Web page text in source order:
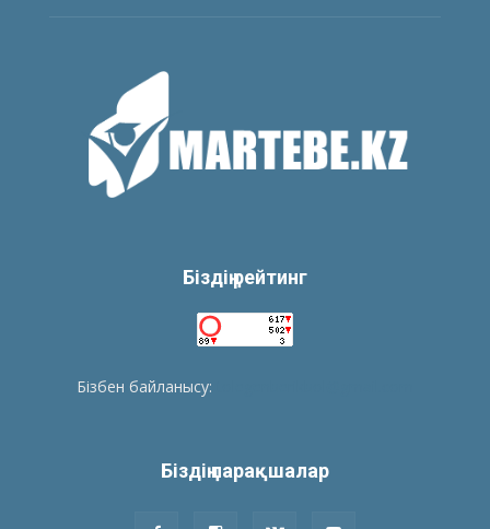
Біздің рейтинг
Бізбен байланысу:
Біздің парақшалар